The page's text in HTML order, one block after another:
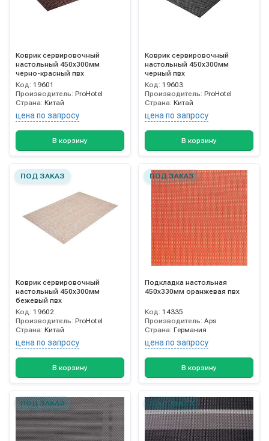
Коврик сервировочный
настольный 450х300мм
черно-красный пвх
Код: 19601
Производитель: ProHotel
Страна: Китай
цена по запросу
В корзину
Коврик сервировочный
настольный 450х300мм
черный пвх
Код: 19603
Производитель: ProHotel
Страна: Китай
цена по запросу
В корзину
ПОД ЗАКАЗ
Коврик сервировочный
настольный 450х300мм
бежевый пвх
Код: 19602
Производитель: ProHotel
Страна: Китай
цена по запросу
В корзину
ПОД ЗАКАЗ
Подкладка настольная
450х330мм оранжевая пвх
Код: 14335
Производитель: Aps
Страна: Германия
цена по запросу
В корзину
ПОД ЗАКАЗ ПОД ЗАКАЗ